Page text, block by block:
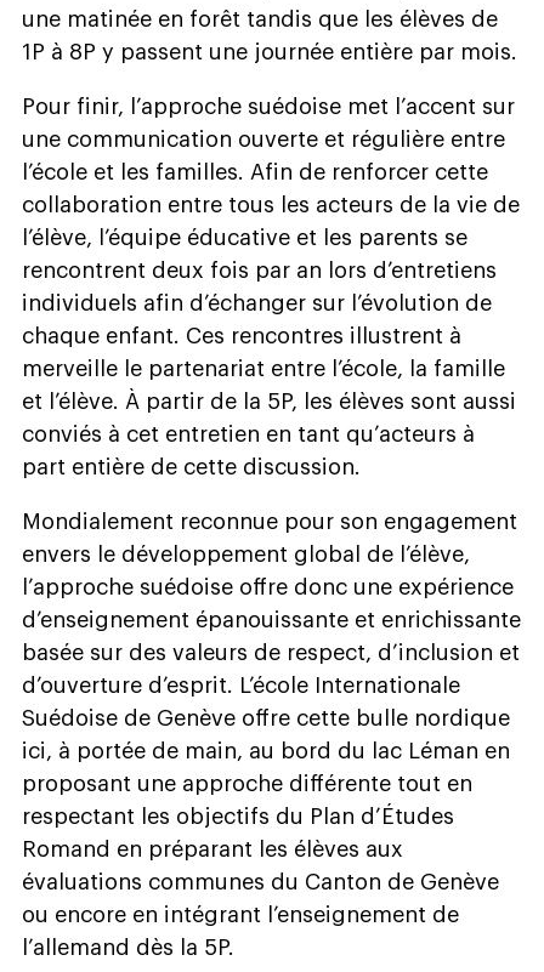
une matinée en forêt tandis que les élèves de
1P à 8P y passent une journée entière par mois.
Pour finir, l’approche suédoise met l’accent sur
une communication ouverte et régulière entre
l’école et les familles. Afin de renforcer cette
collaboration entre tous les acteurs de la vie de
l’élève, l’équipe éducative et les parents se
rencontrent deux fois par an lors d’entretiens
individuels afin d’échanger sur l’évolution de
chaque enfant. Ces rencontres illustrent à
merveille le partenariat entre l’école, la famille
et l’élève. À partir de la 5P, les élèves sont aussi
conviés à cet entretien en tant qu’acteurs à
part entière de cette discussion.
Mondialement reconnue pour son engagement
envers le développement global de l’élève,
l’approche suédoise offre donc une expérience
d’enseignement épanouissante et enrichissante
basée sur des valeurs de respect, d’inclusion et
d’ouverture d’esprit. L’école Internationale
Suédoise de Genève offre cette bulle nordique
ici, à portée de main, au bord du lac Léman en
proposant une approche différente tout en
respectant les objectifs du Plan d’Études
Romand en préparant les élèves aux
évaluations communes du Canton de Genève
ou encore en intégrant l’enseignement de
l’allemand dès la 5P.